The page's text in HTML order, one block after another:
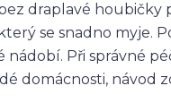
draplavé houbičky
se snadno
Při správné
domácnosti, návod